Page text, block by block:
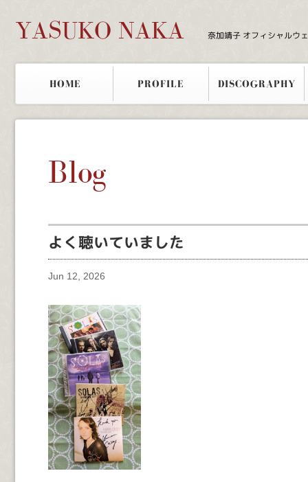
YASUKO NAKA 奈加靖子 オフィシャルウ
HOME PROFILE DISCOGRAPHY
Blog
よく聴いていました
Jun 12, 2026